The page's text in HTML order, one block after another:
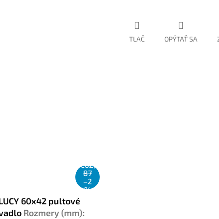
TLAČ OPÝTAŤ SA
€62,
87
–2
%
60x42 pultové
Rozmery (mm):